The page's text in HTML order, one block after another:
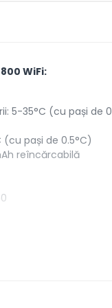
WiFi:
5-35°C (cu pași de
pași de 0.5°C)
reîncărcabilă
IT800